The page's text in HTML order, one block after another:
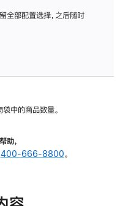
全部配置选择，之后随时
中的商品数量。
助，
400-666-8800。